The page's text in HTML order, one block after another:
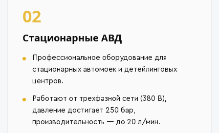
02
Стационарные АВД
Профессиональное оборудование для
стационарных автомоек и детейлинговых
центров.
Работают от трехфазной сети (380 В),
давление достигает 250 бар,
производительность — до 20 л/мин.